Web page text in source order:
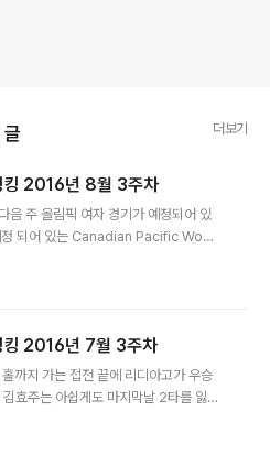
글 더보기
킹 2016년 8월 3주차
음 주 올림픽 여자 경기가 예정되어 있
되어 있는 Canadian Pacific Wom
니다. 2위 아리야주타누간과는 6.68 포
하세요.Don't Worry. Just Play Min
킹 2016년 7월 3주차
지 가는 접전 끝에 리디아고가 우승
효주는 아쉽게도 마지막날 2타를 잃으
우승과는 인연이 없었습니다. 리디아고